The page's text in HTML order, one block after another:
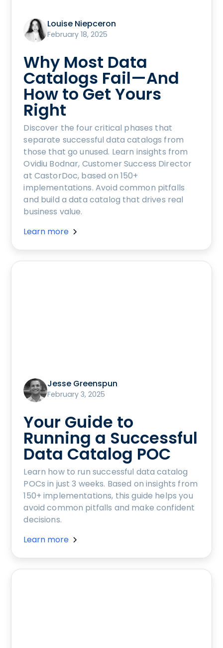
Louise Niepceron
February 18, 2025
Why Most Data
Catalogs Fail—And
How to Get Yours
Right
Discover the four critical phases that
separate successful data catalogs from
those that go unused. Learn insights from
Ovidiu Bodnar, Customer Success Director
at CastorDoc, based on 150+
implementations. Avoid common pitfalls
and build a data catalog that drives real
business value.
Learn more
Jesse Greenspun
February 3, 2025
Your Guide to
Running a Successful
Data Catalog POC
Learn how to run successful data catalog
POCs in just 3 weeks. Based on insights from
150+ implementations, this guide helps you
avoid common pitfalls and make confident
decisions.
Learn more